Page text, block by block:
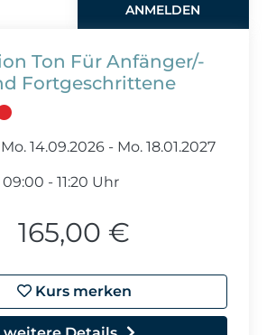
ANMELDEN
Ton Für Anfänger/-
Fortgeschrittene
Mo. 14.09.2026 - Mo. 18.01.2027
09:00 - 11:20 Uhr
165,00 €
Kurs merken